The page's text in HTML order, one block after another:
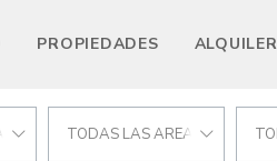
PROPIEDADES
TODAS LAS AREAS